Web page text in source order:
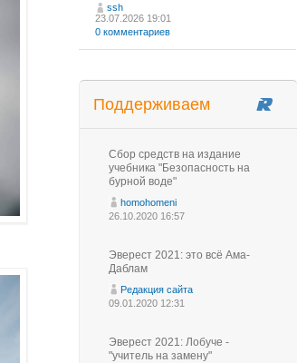
ssh
23.07.2026 19:01
0 комментариев
Поддерживаем
Сбор средств на издание
учебника "Безопасность на
бурной воде"
homohomeni
26.10.2020 16:57
Эверест 2021: это всё Ама-
Даблам
Редакция сайта
09.01.2020 12:31
Эверест 2021: Лобуче -
"учитель на замену"